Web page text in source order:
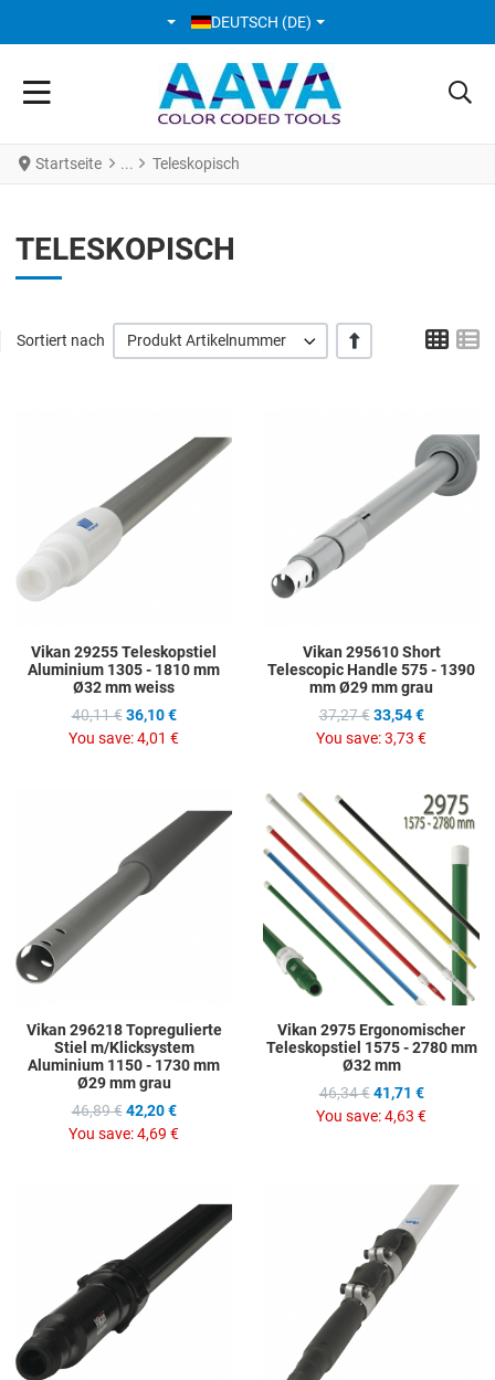
SPRACHE AUSWÄHLEN
DEUTSCH (DE)
Startseite Teleskopisch
TELESKOPISCH
Sortiert nach Produkt Artikelnummer +/- Grid
Vikan 29255 Teleskopstiel
Aluminium 1305 - 1810 mm
Ø32 mm weiss
40,11 € 36,10 €
You save:4,01 €
Vikan 295610 Short
Telescopic Handle 575 - 1390
mm Ø29 mm grau
37,27 € 33,54 €
You save:3,73 €
Add to Wishlist
Add to Compare
Quick View
Vikan 296218 Topregulierte
Stiel m/Klicksystem
Aluminium 1150 - 1730 mm
Ø29 mm grau
46,89 € 42,20 €
You save:4,69 €
Vikan 2975 Ergonomischer
Teleskopstiel 1575 - 2780 mm
Ø32 mm
46,34 € 41,71 €
You save:4,63 €